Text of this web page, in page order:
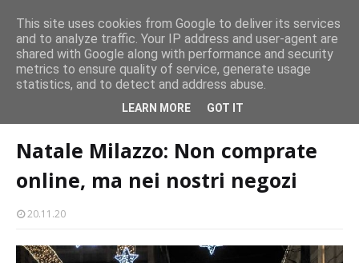
Milazzo 28ª Sagra del Pesce a Vaccarella: il programma
EVENTI
shopping-a-milazzo
Natale Milazzo: Non comprate
Natale Milazzo: Non comprate
online, ma nei nostri negozi
20.11.20
This site uses cookies from Google to deliver its services
and to analyze traffic. Your IP address and user-agent are
shared with Google along with performance and security
metrics to ensure quality of service, generate usage
statistics, and to detect and address abuse.
LEARN MORE GOT IT